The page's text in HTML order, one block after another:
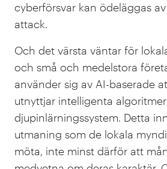
cyberförsvar kan ödeläggas
attack.
Och det värsta väntar för
och små och medelstora
använder sig av AI-baserade
utnyttjar intelligenta
djupinlärningssystem. Detta
utmaning som de lokala
möta, inte minst därför att